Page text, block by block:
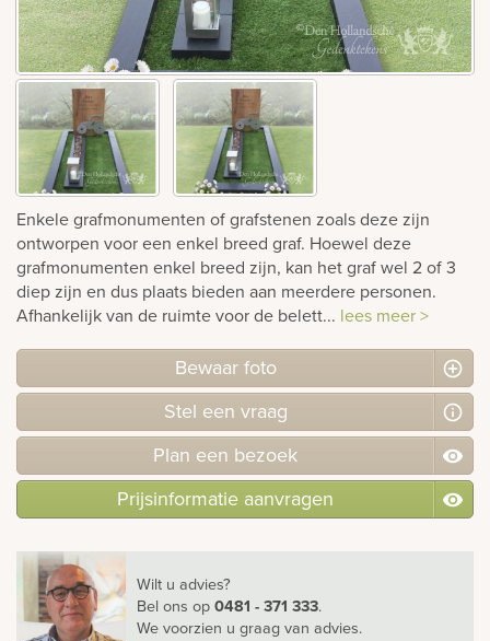
Enkele grafmonumenten of grafstenen zoals deze zijn
ontworpen voor een enkel breed graf. Hoewel deze
grafmonumenten enkel breed zijn, kan het graf wel 2 of 3
diep zijn en dus plaats bieden aan meerdere personen.
Afhankelijk van de ruimte voor de belett... lees meer >
Bewaar foto
Stel een vraag
Plan een bezoek
Prijsinformatie aanvragen
Wilt u advies?
Bel ons op0481 - 371 333.
We voorzien u graag van advies.